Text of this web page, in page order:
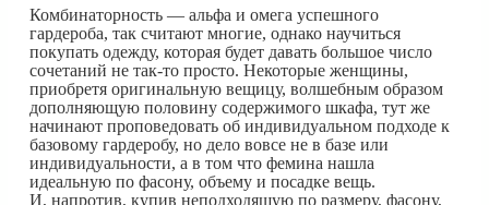
Комбинаторность — альфа и омега успешного
гардероба, так считают многие, однако научиться
покупать одежду, которая будет давать большое число
сочетаний не так-то просто. Некоторые женщины,
приобретя оригинальную вещицу, волшебным образом
дополняющую половину содержимого шкафа, тут же
начинают проповедовать об индивидуальном подходе к
базовому гардеробу, но дело вовсе не в базе или
индивидуальности, а в том что фемина нашла
идеальную по фасону, объему и посадке вещь.
И, напротив, купив неподходящую по размеру, фасону,